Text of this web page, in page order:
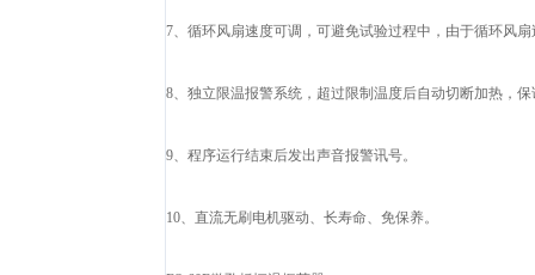
7、循环风扇速度可调，可避免试验过程中，由于循环风
8、独立限温报警系统，超过限制温度后自动切断加热，
9、程序运行结束后发出声音报警讯号。
10、直流无刷电机驱动、长寿命、免保养。